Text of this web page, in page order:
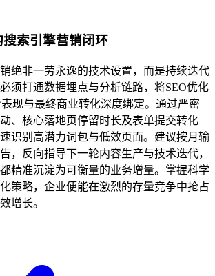
索引擎营销闭环
绝非一劳永逸的技术设置，而是持续迭代
须打通数据埋点与分析链路，将SEO优化
现与最终商业转化深度绑定。通过严密
、核心落地页停留时长及表单提交转化
识别高潜力词包与低效页面。建议按月输
，反向指导下一轮内容生产与技术迭代，
精准沉淀为可衡量的业务增量。掌握科学
策略，企业便能在激烈的存量竞争中抢占
增长。